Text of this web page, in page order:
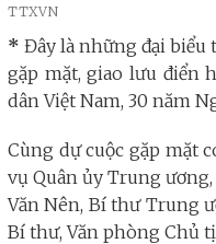
TTXVN
* Đây là những đại biểu
gặp mặt, giao lưu điển
dân Việt Nam, 30 năm
Cùng dự cuộc gặp mặt
vụ Quân ủy Trung
Văn Nên, Bí thư Trung
Bí thư, Văn phòng Chủ